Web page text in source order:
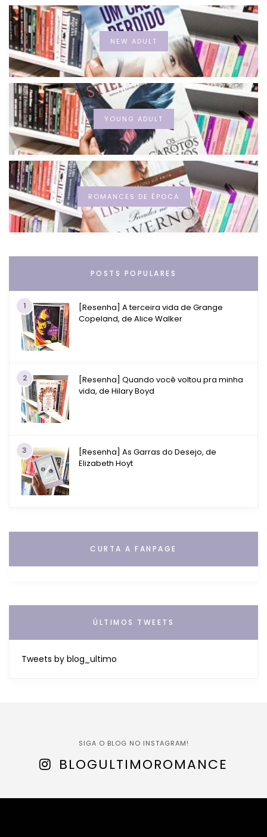
NEW ADULT
YOUNG ADULT
ROMANCES DE ÉPOCA
POSTS POPULARES
1
[Resenha] A terceira vida de Grange
Copeland, de Alice Walker
2
[Resenha] Quando você voltou pra minha
vida, de Hilary Boyd
3
[Resenha] As Garras do Desejo, de
Elizabeth Hoyt
CURTA A FANPAGE
ÚLTIMOS TWEETS
Tweets by blog_ultimo
SIGA O BLOG NO INSTAGRAM!
BLOGULTIMOROMANCE